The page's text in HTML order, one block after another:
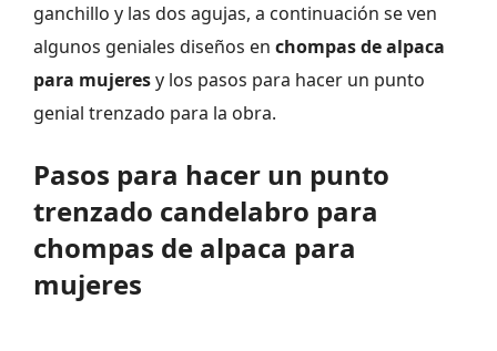
ganchillo y las dos agujas, a continuación se ven
algunos geniales diseños en chompas de alpaca
para mujeresy los pasos para hacer un punto
genial trenzado para la obra.
Pasos para hacer un punto
trenzado candelabro para
chompas de alpaca para
mujeres